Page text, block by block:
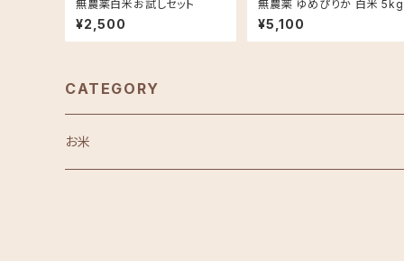
無農薬白米お試しセット
¥2,500
無農薬 ゆめぴりか 白米 5kg
¥5,100
CATEGORY
お米